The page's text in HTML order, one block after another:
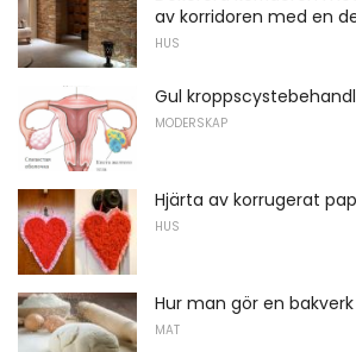
av korridoren med en
HUS
Gul
MODERSKAP
Hjärta av korrugerat
HUS
Hur man gör en
MAT